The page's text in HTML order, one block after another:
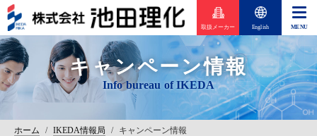
取扱メーカー English
キャンペーン情報
ホーム / IKEDA情報局 / キャンペーン情報